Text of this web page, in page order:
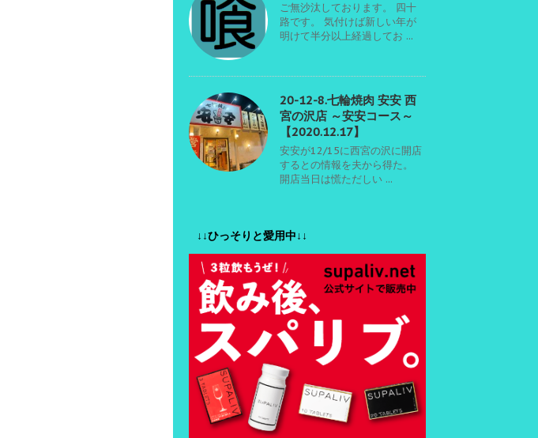
ご無沙汰しております。 四十
路です。 気付けば新しい年が
明けて半分以上経過してお ...
20-12-8.七輪焼肉 安安 西
宮の沢店 ～安安コース～
【2020.12.17】
安安が12/15に西宮の沢に開店
するとの情報を夫から得た。
開店当日は慌ただしい ...
↓↓ひっそりと愛用中↓↓